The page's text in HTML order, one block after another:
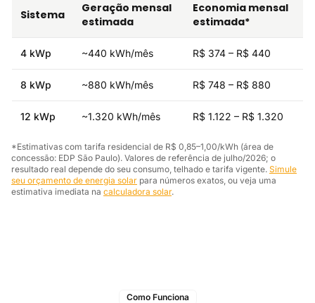
Sistema
Geração mensal
estimada
Economia mensal
estimada*
4 kWp ~440 kWh/mês R$ 374 – R$ 440
8 kWp ~880 kWh/mês R$ 748 – R$ 880
12 kWp ~1.320 kWh/mês R$ 1.122 – R$ 1.320
*Estimativas com tarifa residencial de R$ 0,85–1,00/kWh (área de
concessão: EDP São Paulo). Valores de referência de julho/2026; o
resultado real depende do seu consumo, telhado e tarifa vigente. Simule
seu orçamento de energia solar para números exatos, ou veja uma
estimativa imediata na calculadora solar.
Como Funciona